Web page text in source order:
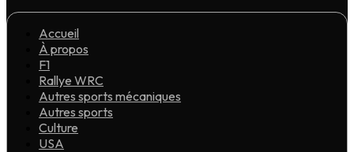
Accueil
À propos
F1
Rallye WRC
Autres sports mécaniques
Autres sports
Culture
USA